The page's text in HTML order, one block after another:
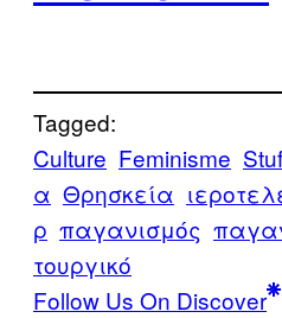
Tagged:
Culture Feminisme
α Θρησκεία
ρ παγανισμός
τουργικό
Follow Us On Discover